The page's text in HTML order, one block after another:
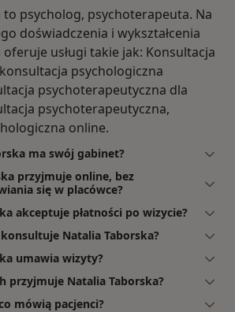
to psycholog, psychoterapeuta. Na
doświadczenia i wykształcenia
usługi takie jak: Konsultacja
psychologiczna
psychoterapeutyczna dla
psychoterapeutyczna,
online.
ma swój gabinet?
przyjmuje online, bez
się w placówce?
akceptuje płatności po wizycie?
Natalia Taborska?
umawia wizyty?
przyjmuje Natalia Taborska?
mówią pacjenci?